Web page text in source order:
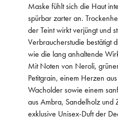
Maske fühlt sich die Haut
spürbar zarter an.
der Teint wirkt verjüngt und
Verbraucherstudie bestätigt
wie die lang anhaltende
Mit Noten von Neroli,
Petitgrain, einem Herzen
Wacholder sowie einem
aus Ambra, Sandelholz und
exklusive Unisex-Duft der